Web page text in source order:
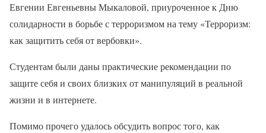
Евгении Евгеньевны Мыкаловой, приуроченное к Дню
солидарности в борьбе с терроризмом на тему «Терроризм:
как защитить себя от вербовки».
Студентам были даны практические рекомендации по
защите себя и своих близких от манипуляций в реальной
жизни и в интернете.
Помимо прочего удалось обсудить вопрос того, как